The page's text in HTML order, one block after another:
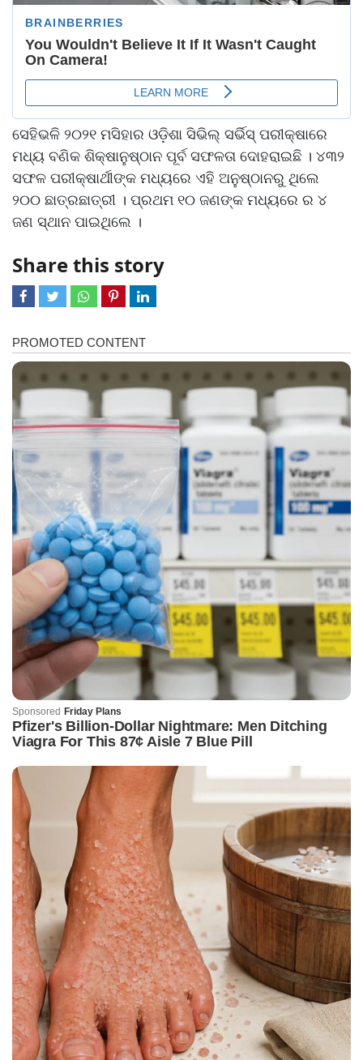
ସେହିଭଳି ୨୦୨୧ ମସିହାର ଓଡ଼ିଶା ସିଭିଲ୍ ସର୍ଭିସ୍ ପରୀକ୍ଷାରେ
ମଧ୍ୟ ବଣିକ ଶିକ୍ଷାନୁଷ୍ଠାନ ପୂର୍ବ ସଫଳତା ଦୋହରାଇଛି । ୪୩୨
ସଫଳ ପରୀକ୍ଷାର୍ଥୀଙ୍କ ମଧ୍ୟରେ ଏହି ଅନୁଷ୍ଠାନରୁ ଥିଲେ
୨୦୦ ଛାତ୍ରଛାତ୍ରୀ । ପ୍ରଥମ ୧୦ ଜଣଙ୍କ ମଧ୍ୟରେ ର ୪
ଜଣ ସ୍ଥାନ ପାଇଥିଲେ ।
Share this story